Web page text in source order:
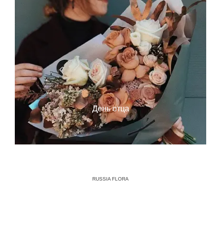
День отца
RUSSIA FLORA